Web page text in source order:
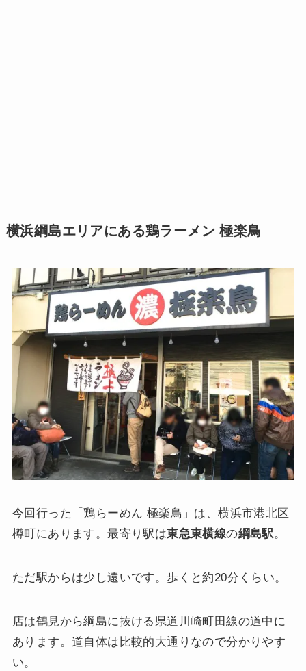
横浜綱島エリアにある鶏ラーメン 極楽鳥
今回行った「鶏らーめん 極楽鳥」は、横浜市港北区
樽町にあります。最寄り駅は東急東横線の綱島駅。
ただ駅からは少し遠いです。歩くと約20分くらい。
店は鶴見から綱島に抜ける県道川崎町田線の道中に
あります。道自体は比較的大通りなので分かりやす
い。